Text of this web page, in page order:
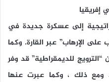
إفريقيا
إلى عسكرة جديدة في
على الإرهاب” عبر القارة. وكما
للديمقراطية” قد وفر
ومع ذلك ، وكما عبرت عنها